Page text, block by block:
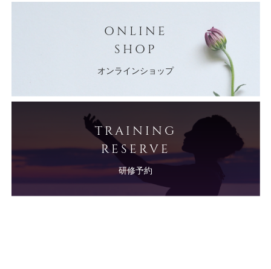
ONLINE
SHOP
オンラインショップ
TRAINING
RESERVE
研修予約